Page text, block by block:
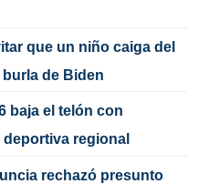
que un niño caiga del
de Biden
baja el telón con
regional
rechazó presunto